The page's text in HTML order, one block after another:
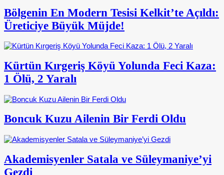
Bölgenin En Modern Tesisi Kelkit’te Açıldı:
Üreticiye Büyük Müjde!
Kürtün Kırgeriş Köyü Yolunda Feci Kaza:
1 Ölü, 2 Yaralı
Boncuk Kuzu Ailenin Bir Ferdi Oldu
Akademisyenler Satala ve Süleymaniye’yi
Gezdi